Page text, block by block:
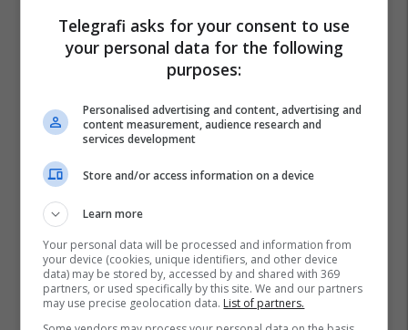
Promo
Këtë herë me kartelë
gërvishtëse plotësisht digjitale
Telegrafi asks for your consent to use
your personal data for the following
purposes:
Personalised advertising and content, advertising and
content measurement, audience research and
services development
Store and/or access information on a device
Learn more
Your personal data will be processed and information from
your device (cookies, unique identifiers, and other device
data) may be stored by, accessed by and shared with 369
partners, or used specifically by this site. We and our partners
may use precise geolocation data. List of partners.